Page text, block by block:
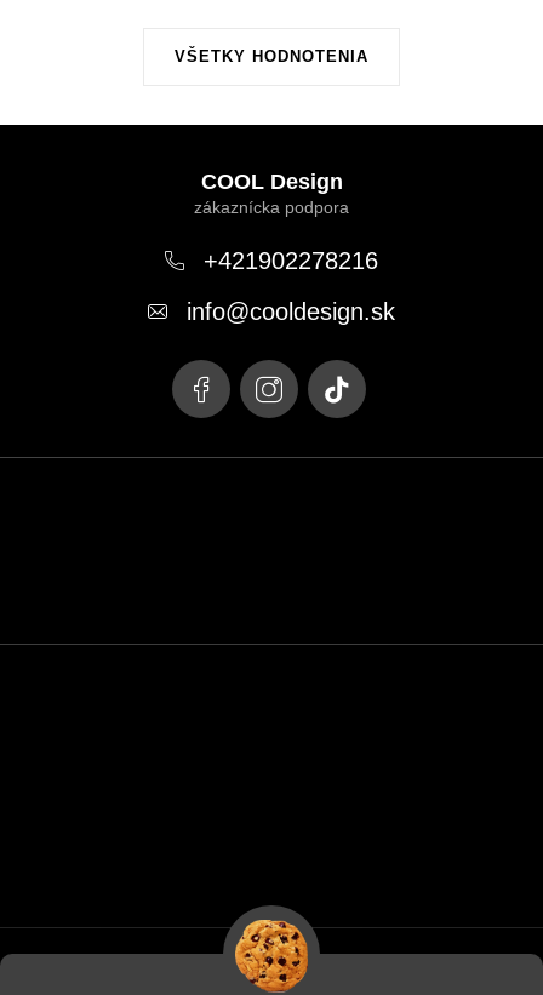
VŠETKY HODNOTENIA
COOL Design
+421902278216
info@cooldesign.sk